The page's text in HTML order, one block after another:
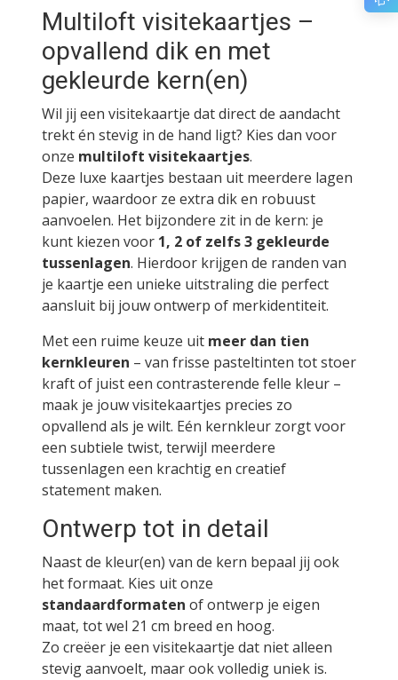
Multiloft visitekaartjes –
opvallend dik en met
gekleurde kern(en)
Wil jij een visitekaartje dat direct de aandacht
trekt én stevig in de hand ligt? Kies dan voor
onze multiloft visitekaartjes.
Deze luxe kaartjes bestaan uit meerdere lagen
papier, waardoor ze extra dik en robuust
aanvoelen. Het bijzondere zit in de kern: je
kunt kiezen voor 1, 2 of zelfs 3 gekleurde
tussenlagen. Hierdoor krijgen de randen van
je kaartje een unieke uitstraling die perfect
aansluit bij jouw ontwerp of merkidentiteit.
Met een ruime keuze uit meer dan tien
kernkleuren – van frisse pasteltinten tot stoer
kraft of juist een contrasterende felle kleur –
maak je jouw visitekaartjes precies zo
opvallend als je wilt. Eén kernkleur zorgt voor
een subtiele twist, terwijl meerdere
tussenlagen een krachtig en creatief
statement maken.
Ontwerp tot in detail
Naast de kleur(en) van de kern bepaal jij ook
het formaat. Kies uit onze
standaardformaten of ontwerp je eigen
maat, tot wel 21 cm breed en hoog.
Zo creëer je een visitekaartje dat niet alleen
stevig aanvoelt, maar ook volledig uniek is.